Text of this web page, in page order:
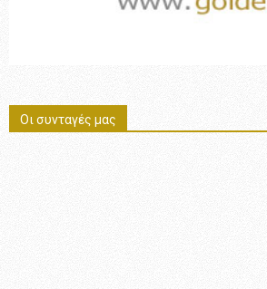
Οι συνταγές μας